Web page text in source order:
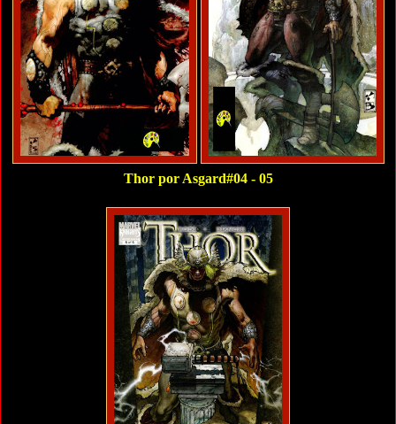
Thor por Asgard#04 - 05